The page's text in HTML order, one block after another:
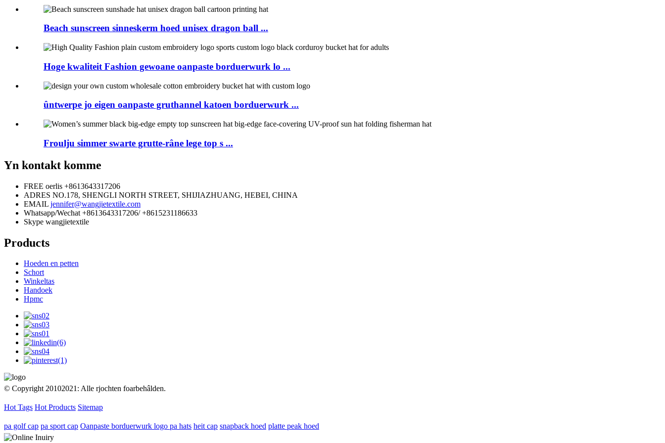
Beach sunscreen sinneskerm hoed unisex dragon ball ...
Hoge kwaliteit Fashion gewoane oanpaste borduerwurk lo ...
ûntwerpe jo eigen oanpaste gruthannel katoen borduerwurk ...
Froulju simmer swarte grutte-râne lege top s ...
Yn kontakt komme
FREE oerlis +8613643317206
ADRES NO.178, SHENGLI NORTH STREET, SHIJIAZHUANG, HEBEI, CHINA
EMAIL jennifer@wangjietextile.com
Whatsapp/Wechat +8613643317206/ +8615231186633
Skype wangjietextile
Products
Hoeden en petten
Schort
Winkeltas
Handoek
Hpmc
© Copyright 20102021: Alle rjochten foarbehâlden.
Hot Tags Hot Products Sitemap
pa golf cap pa sport cap Oanpaste borduerwurk logo pa hats heit cap snapback hoed platte peak hoed